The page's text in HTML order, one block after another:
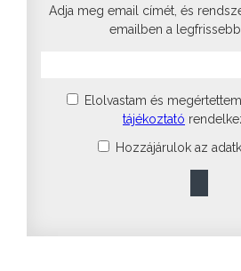
Adja meg email címét, és
emailben a legfrissebb
Elolvastam és
tájékoztató
Hozzájárulok az